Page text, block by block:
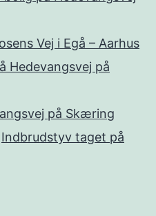
Vej i Egå – Aarhus
Hedevangsvej på
på Skæring
Indbrudstyv taget på